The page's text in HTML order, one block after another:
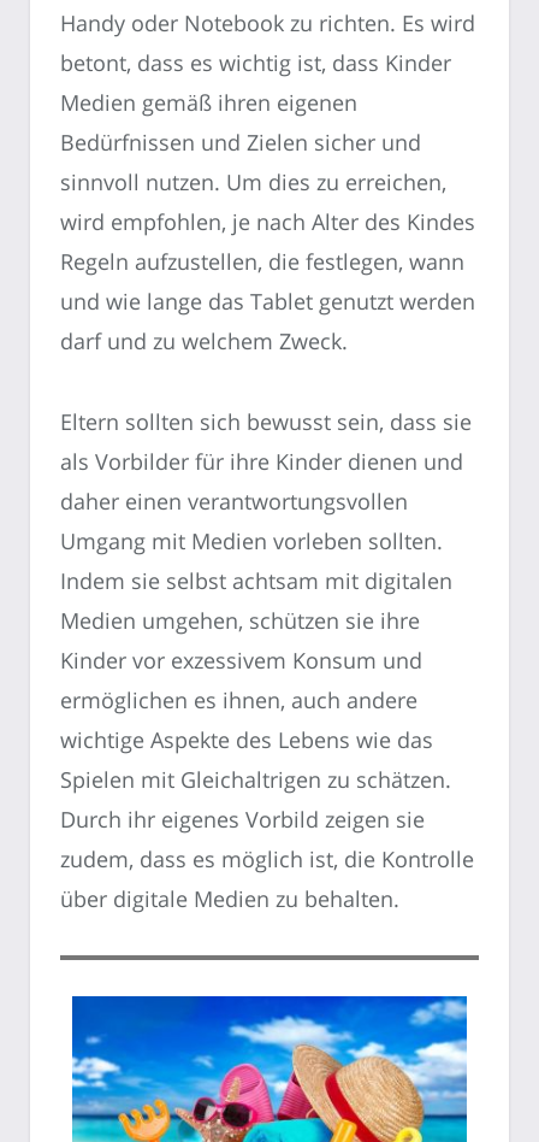
Handy oder Notebook zu richten. Es wird
betont, dass es wichtig ist, dass Kinder
Medien gemäß ihren eigenen
Bedürfnissen und Zielen sicher und
sinnvoll nutzen. Um dies zu erreichen,
wird empfohlen, je nach Alter des Kindes
Regeln aufzustellen, die festlegen, wann
und wie lange das Tablet genutzt werden
darf und zu welchem Zweck.
Eltern sollten sich bewusst sein, dass sie
als Vorbilder für ihre Kinder dienen und
daher einen verantwortungsvollen
Umgang mit Medien vorleben sollten.
Indem sie selbst achtsam mit digitalen
Medien umgehen, schützen sie ihre
Kinder vor exzessivem Konsum und
ermöglichen es ihnen, auch andere
wichtige Aspekte des Lebens wie das
Spielen mit Gleichaltrigen zu schätzen.
Durch ihr eigenes Vorbild zeigen sie
zudem, dass es möglich ist, die Kontrolle
über digitale Medien zu behalten.